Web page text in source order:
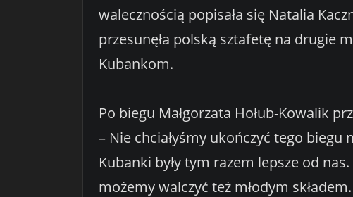
walecznością popisała się Natalia
przesunęła polską sztafetę na drugie
Kubankom.
Po biegu Małgorzata Hołub-Kowalik
– Nie chciałyśmy ukończyć tego biegu
Kubanki były tym razem lepsze od
możemy walczyć też młodym